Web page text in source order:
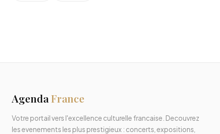
Agenda France
Votre portail vers l'excellence culturelle francaise. Decouvrez
les evenements les plus prestigieux : concerts, expositions,